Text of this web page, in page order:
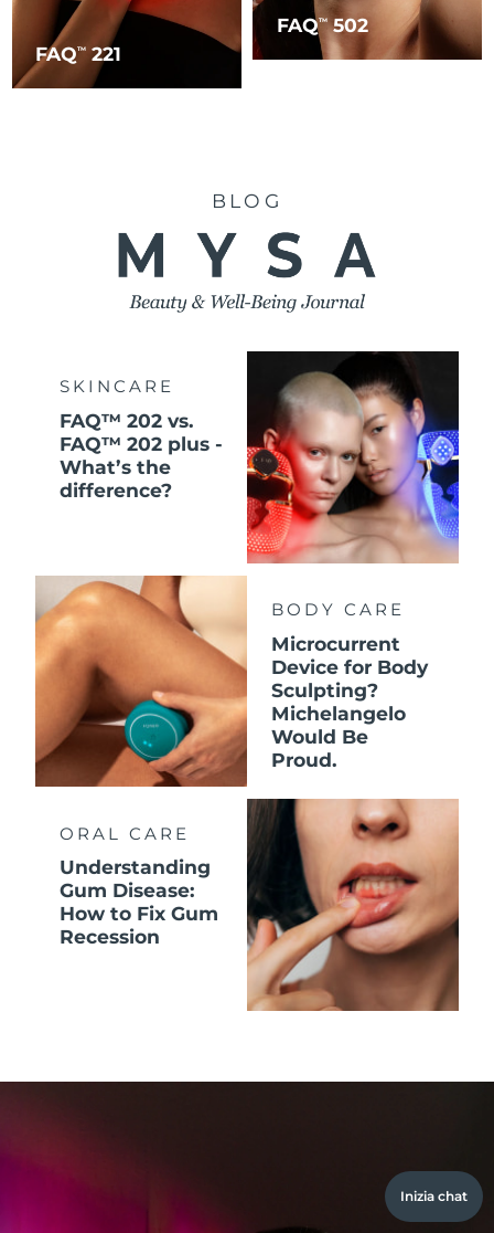
FAQTM 221
FAQTM502
BLOG
SKINCARE
FAQ™ 202 vs.
FAQ™ 202 plus -
What’s the
difference?
BODY CARE
Microcurrent
Device for Body
Sculpting?
Michelangelo
Would Be
Proud.
ORAL CARE
Understanding
Gum Disease:
How to Fix Gum
Recession
Inizia chat